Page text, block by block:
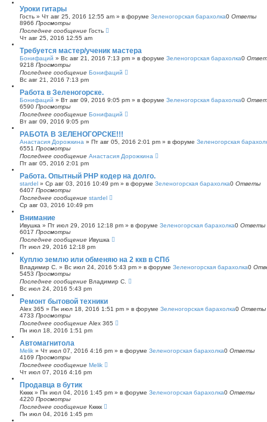
Уроки гитары
Гость » Чт авг 25, 2016 12:55 am » в форуме Зеленогорская барахолка0 Ответы
8966 Просмотры
Последнее сообщение Гость
Чт авг 25, 2016 12:55 am
Требуется мастер/ученик мастера
Бонифаций » Вс авг 21, 2016 7:13 pm » в форуме Зеленогорская барахолка0
9218 Просмотры
Последнее сообщение Бонифаций
Вс авг 21, 2016 7:13 pm
Работа в Зеленогорске.
Бонифаций » Вт авг 09, 2016 9:05 pm » в форуме Зеленогорская барахолка0
6590 Просмотры
Последнее сообщение Бонифаций
Вт авг 09, 2016 9:05 pm
РАБОТА В ЗЕЛЕНОГОРСКЕ!!!
Анастасия Дорожкина » Пт авг 05, 2016 2:01 pm » в форуме Зеленогорская
6551 Просмотры
Последнее сообщение Анастасия Дорожкина
Пт авг 05, 2016 2:01 pm
Работа. Опытный PHP кодер на долго.
stardel » Ср авг 03, 2016 10:49 pm » в форуме Зеленогорская барахолка0 Ответы
6407 Просмотры
Последнее сообщение stardel
Ср авг 03, 2016 10:49 pm
Внимание
Ивушка » Пт июл 29, 2016 12:18 pm » в форуме Зеленогорская барахолка0 Ответы
6017 Просмотры
Последнее сообщение Ивушка
Пт июл 29, 2016 12:18 pm
Куплю землю или обменяю на 2 ккв в СПб
Владимир С. » Вс июл 24, 2016 5:43 pm » в форуме Зеленогорская барахолка0
5453 Просмотры
Последнее сообщение Владимир С.
Вс июл 24, 2016 5:43 pm
Ремонт бытовой техники
Alex 365 » Пн июл 18, 2016 1:51 pm » в форуме Зеленогорская барахолка0 Ответы
4733 Просмотры
Последнее сообщение Alex 365
Пн июл 18, 2016 1:51 pm
Автомагнитола
Melik » Чт июл 07, 2016 4:16 pm » в форуме Зеленогорская барахолка0 Ответы
4169 Просмотры
Последнее сообщение Melik
Чт июл 07, 2016 4:16 pm
Продавца в бутик
Ккккк » Пн июл 04, 2016 1:45 pm » в форуме Зеленогорская барахолка0 Ответы
4220 Просмотры
Последнее сообщение Ккккк
Пн июл 04, 2016 1:45 pm